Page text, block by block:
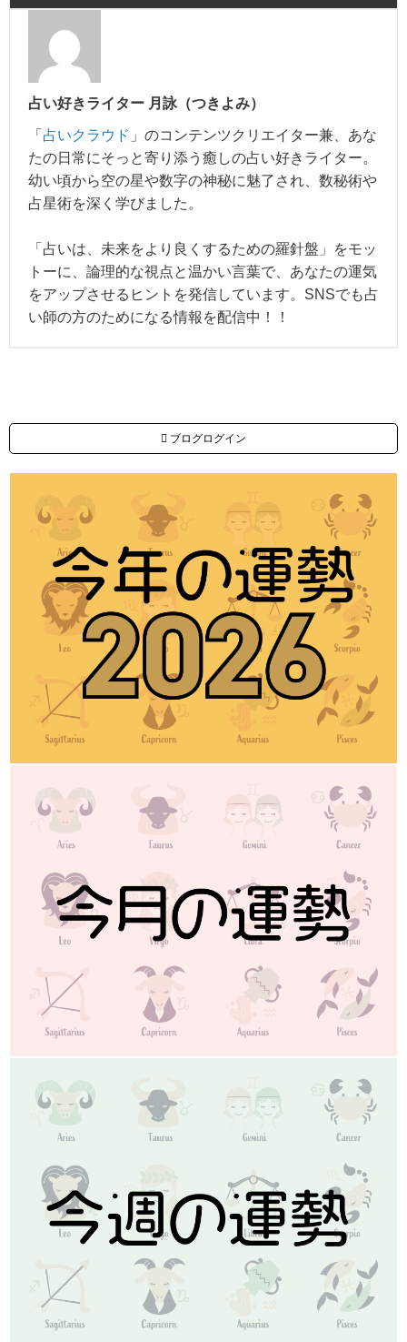
占い好きライター 月詠（つきよみ）
「 占いクラウド 」のコンテンツクリエイター兼、あな
たの日常にそっと寄り添う癒しの占い好きライター。
幼い頃から空の星や数字の神秘に魅了され、数秘術や
占星術を深く学びました。
「占いは、未来をより良くするための羅針盤」をモッ
トーに、論理的な視点と温かい言葉で、あなたの運気
をアップさせるヒントを発信しています。SNSでも占
い師の方のためになる情報を配信中！！
ブログログイン